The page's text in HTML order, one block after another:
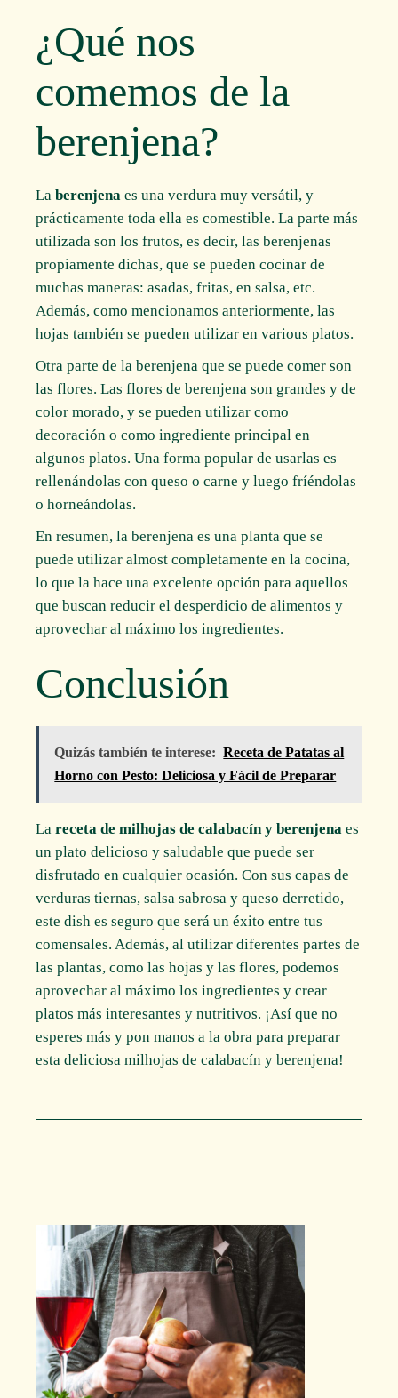
¿Qué nos
comemos de la
berenjena?
Laberenjena es una verdura muy versátil, y
prácticamente toda ella es comestible. La parte más
utilizada son los frutos, es decir, las berenjenas
propiamente dichas, que se pueden cocinar de
muchas maneras: asadas, fritas, en salsa, etc.
Además, como mencionamos anteriormente, las
hojas también se pueden utilizar en various platos.
Otra parte de la berenjena que se puede comer son
las flores. Las flores de berenjena son grandes y de
color morado, y se pueden utilizar como
decoración o como ingrediente principal en
algunos platos. Una forma popular de usarlas es
rellenándolas con queso o carne y luego fríéndolas
o horneándolas.
En resumen, la berenjena es una planta que se
puede utilizar almost completamente en la cocina,
lo que la hace una excelente opción para aquellos
que buscan reducir el desperdicio de alimentos y
aprovechar al máximo los ingredientes.
Conclusión
Quizás también te interese: Receta de Patatas al
Horno con Pesto: Deliciosa y Fácil de Preparar
Lareceta de milhojas de calabacín y berenjena es
un plato delicioso y saludable que puede ser
disfrutado en cualquier ocasión. Con sus capas de
verduras tiernas, salsa sabrosa y queso derretido,
este dish es seguro que será un éxito entre tus
comensales. Además, al utilizar diferentes partes de
las plantas, como las hojas y las flores, podemos
aprovechar al máximo los ingredientes y crear
platos más interesantes y nutritivos. ¡Así que no
esperes más y pon manos a la obra para preparar
esta deliciosa milhojas de calabacín y berenjena!